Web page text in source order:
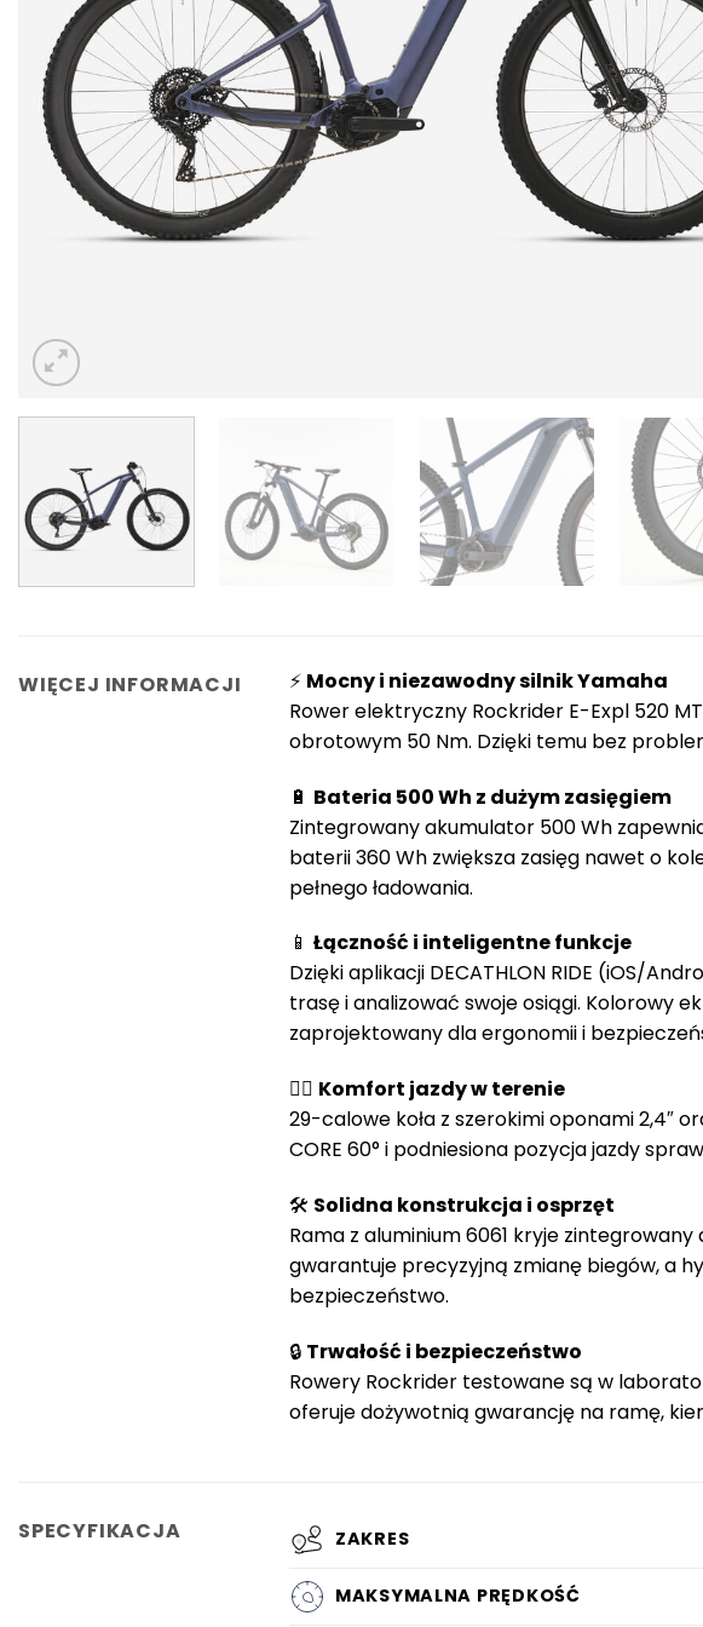
WIĘCEJ INFORMACJI ⚡ Mocny i niezawodny silnik Yamaha
Rower elektryczny Rockrider E-Expl 520
obrotowym 50 Nm. Dzięki temu bez
🔋 Bateria 500 Wh z dużym zasięgiem
Zintegrowany akumulator 500 Wh
baterii 360 Wh zwiększa zasięg nawet o
pełnego ładowania.
📱 Łączność i inteligentne funkcje
Dzięki aplikacji DECATHLON RIDE (iOS/
trasę i analizować swoje osiągi. Kolorowy
zaprojektowany dla ergonomii i
🚵‍♂️ Komfort jazdy w terenie
29-calowe koła z szerokimi oponami 2,4″
CORE 60° i podniesiona pozycja jazdy
🛠️ Solidna konstrukcja i osprzęt
Rama z aluminium 6061 kryje
gwarantuje precyzyjną zmianę biegów, a
bezpieczeństwo.
🔒 Trwałość i bezpieczeństwo
Rowery Rockrider testowane są w
oferuje dożywotnią gwarancję na ramę,
SPECYFIKACJA ZAKRES
MAKSYMALNA PRĘDKOŚĆ